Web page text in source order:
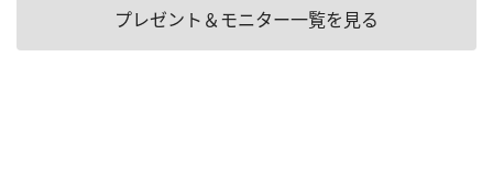
プレゼント＆モニター一覧を見る